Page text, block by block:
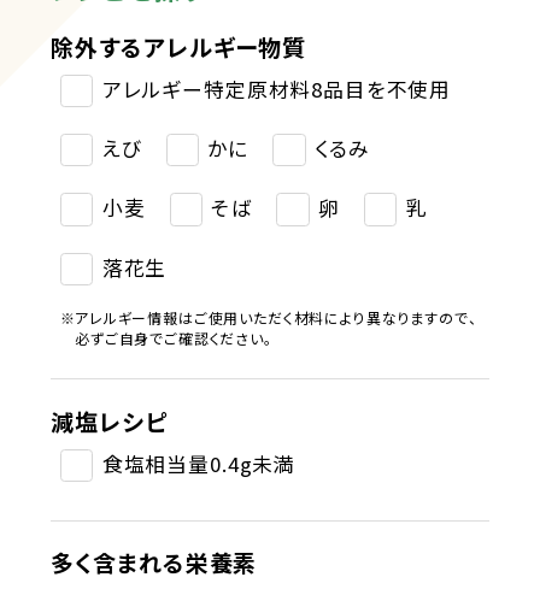
除外するアレルギー物質
アレルギー特定原材料8品目を不使用
えび かに くるみ
小麦 そば 卵 乳
落花生
アレルギー情報はご使用いただく材料により異なりますので、
必ずご自身でご確認ください。
減塩レシピ
食塩相当量0.4g未満
多く含まれる栄養素